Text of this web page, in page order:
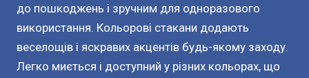
до пошкоджень і зручним для одноразового
використання. Кольорові стакани додають
веселощів і яскравих акцентів будь-якому заходу.
Легко миється і доступний у різних кольорах, що